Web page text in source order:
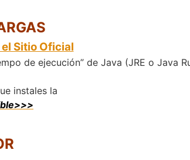
Sitio Oficial
de ejecución” de Java (JRE o Java
instales la